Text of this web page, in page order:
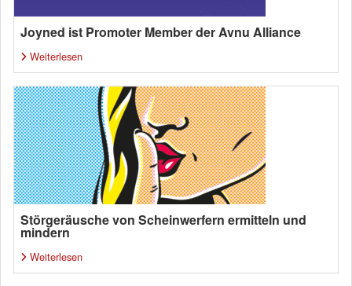
Joyned ist Promoter Member der Avnu Alliance
Weiterlesen
Störgeräusche von Scheinwerfern ermitteln und
mindern
Weiterlesen